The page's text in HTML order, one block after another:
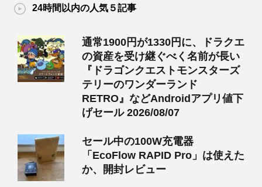
24時間以内の人気５記事
通常1900円が1330円に、ドラクエ
の資産を受け継ぐべく名前が長い
『ドラゴンクエストモンスターズ
テリーのワンダーランド
RETRO』などAndroidアプリ値下
げセール 2026/08/07
セール中の100W充電器
「EcoFlow RAPID Pro」は使えた
か、開封レビュー